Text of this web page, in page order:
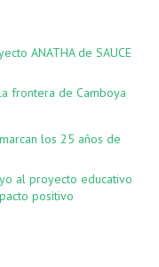
ANATHA de SAUCE
frontera de Camboya
los 25 años de
al proyecto educativo
positivo